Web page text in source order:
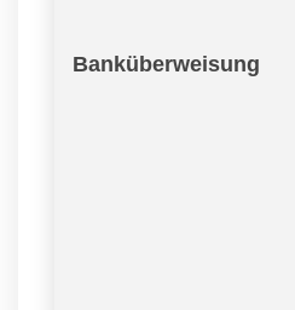
Banküberweisung